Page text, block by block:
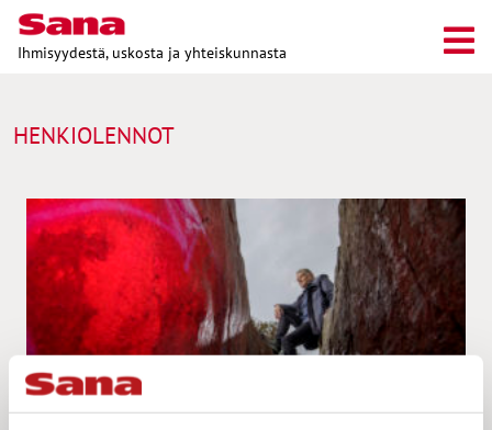
Ihmisyydestä, uskosta ja yhteiskunnasta
HENKIOLENNOT